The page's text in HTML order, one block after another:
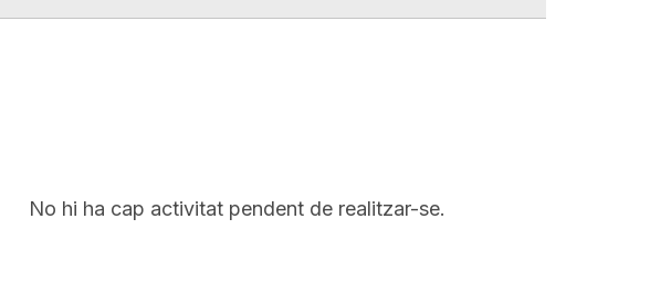
No hi ha cap activitat pendent de realitzar-se.